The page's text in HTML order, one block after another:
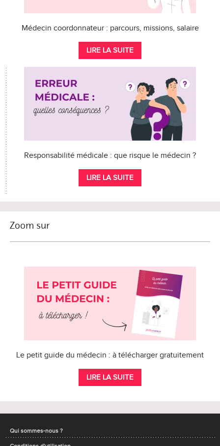
Médecin coordonnateur : parcours, missions, salaire
LIRE LA SUITE
Responsabilité médicale : que risque le médecin ?
LIRE LA SUITE
Zoom sur
Le petit guide du médecin : à télécharger gratuitement
LIRE LA SUITE
Qui sommes-nous ?